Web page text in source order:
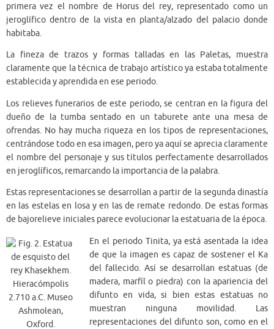
primera vez el nombre de Horus del rey, representado como un
jeroglífico dentro de la vista en planta/alzado del palacio donde
habitaba.
La fineza de trazos y formas talladas en las Paletas, muestra
claramente que la técnica de trabajo artístico ya estaba totalmente
establecida y aprendida en ese periodo.
Los relieves funerarios de este periodo, se centran en la figura del
dueño de la tumba sentado en un taburete ante una mesa de
ofrendas. No hay mucha riqueza en los tipos de representaciones,
centrándose todo en esa imagen, pero ya aquí se aprecia claramente
el nombre del personaje y sus títulos perfectamente desarrollados
en jeroglíficos, remarcando la importancia de la palabra.
Estas representaciones se desarrollan a partir de la segunda dinastía
en las estelas en losa y en las de remate redondo. De estas formas
de bajorelieve iniciales parece evolucionar la estatuaria de la época.
En el periodo Tinita, ya está asentada la idea
de que la imagen es capaz de sostener el Ka
del fallecido. Así se desarrollan estatuas (de
madera, marfíl o piedra) con la apariencia del
difunto en vida, si bien estas estatuas no
muestran ninguna movilidad. Las
representaciones del difunto son, como en el